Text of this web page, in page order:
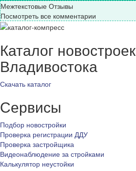
Межтекстовые Отзывы
Посмотреть все комментарии
Каталог новостроек
Владивостока
Скачать каталог
Сервисы
Подбор новостройки
Проверка регистрации ДДУ
Проверка застройщика
Видеонаблюдение за стройками
Калькулятор неустойки